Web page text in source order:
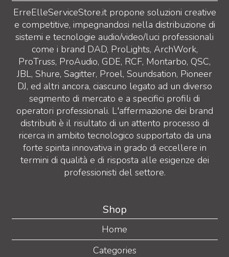
ErreElleServiceStore.it propone soluzioni creative
e competitive, impegnandosi nella distribuzione di
sistemi e tecnologie audio/video/luci professionali
come i brand DAD, ProLights, ArchWork,
ProTruss, ProAudio, GDE, RCF, Montarbo, QSC,
JBL, Shure, Sagitter, Proel, Soundsation, Pioneer
DJ, ed altri ancora, ciascuno legato ad un diverso
segmento di mercato e a specifici profili di
operatori professionali. L'affermazione dei brand
distribuiti è il risultato di un attento processo di
ricerca in ambito tecnologico supportato da una
forte spinta innovativa in grado di eccellere in
termini di qualità e di risposta alle esigenze dei
professionisti del settore.
Shop
Home
Categories